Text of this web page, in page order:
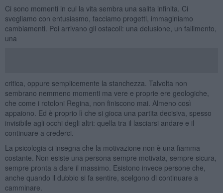
Ci sono momenti in cui la vita sembra una salita infinita. Ci
svegliamo con entusiasmo, facciamo progetti, immaginiamo
cambiamenti. Poi arrivano gli ostacoli: una delusione, un fallimento,
una
critica, oppure semplicemente la stanchezza. Talvolta non
sembrano nemmeno momenti ma vere e proprie ere geologiche,
che come i rotoloni Regina, non finiscono mai. Almeno così
appaiono. Ed è proprio lì che si gioca una partita decisiva, spesso
invisibile agli occhi degli altri: quella tra il lasciarsi andare e il
continuare a crederci.
La psicologia ci insegna che la motivazione non è una fiamma
costante. Non esiste una persona sempre motivata, sempre sicura,
sempre pronta a dare il massimo. Esistono invece persone che,
anche quando il dubbio si fa sentire, scelgono di continuare a
camminare.